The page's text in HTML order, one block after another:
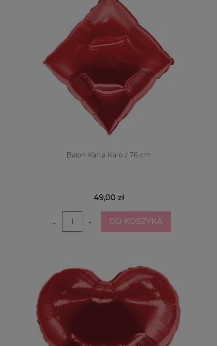
Balon Karta Karo / 76 cm
49,00 zł
- + DO KOSZYKA